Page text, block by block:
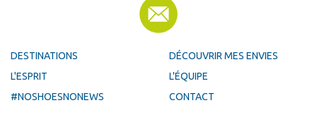
DESTINATIONS
DÉCOUVRIR MES ENVIES
L'ESPRIT
L'ÉQUIPE
#NOSHOESNONEWS
CONTACT